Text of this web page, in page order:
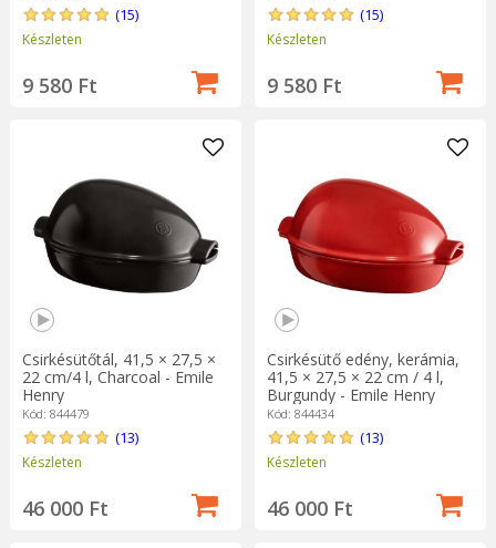
(15)
Készleten
9 580 Ft
(15)
Készleten
9 580 Ft
Csirkésütőtál, 41,5 × 27,5 ×
22 cm/4 l, Charcoal - Emile
Henry
Kód: 844479
(13)
Készleten
46 000 Ft
Csirkésütő edény, kerámia,
41,5 × 27,5 × 22 cm / 4 l,
Burgundy - Emile Henry
Kód: 844434
(13)
Készleten
46 000 Ft